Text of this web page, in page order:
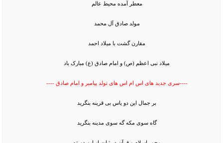
معطر آمده محیط عالم
مولد صادق آل محمد
مقارن گشت با میلاد احمد
میلاد نبی اعظم (ص) و امام صادق (ع) مبارک باد
----سری جدید های اس ام اس های تولد پیامبر و امام صادق ----
بر جمال این دو یاس بى قرینه بنگرید
گاه سوى مکه گه سوى مدینه بنگرید